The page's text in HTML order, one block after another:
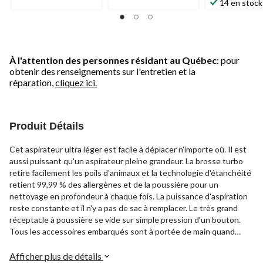
14 en stock
À l'attention des personnes résidant au Québec: pour
obtenir des renseignements sur l'entretien et la
réparation, cliquez ici.
Produit Détails
Cet aspirateur ultra léger est facile à déplacer n'importe où. Il est
aussi puissant qu'un aspirateur pleine grandeur. La brosse turbo
retire facilement les poils d'animaux et la technologie d'étanchéité
retient 99,99 % des allergènes et de la poussière pour un
nettoyage en profondeur à chaque fois. La puissance d'aspiration
reste constante et il n'y a pas de sac à remplacer. Le très grand
réceptacle à poussière se vide sur simple pression d'un bouton.
Tous les accessoires embarqués sont à portée de main quand
Afficher plus de détails